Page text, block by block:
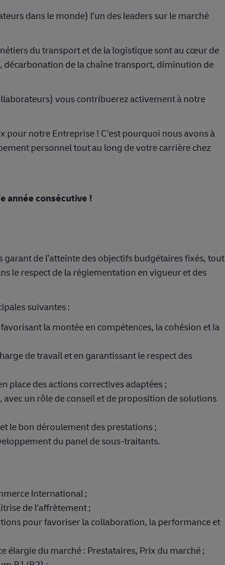
dans le monde) l'un des leaders sur le marché
du transport et de la logistique sont au cœur de
de la chaîne transport, diminution de
vous contribuerez activement à notre
pour notre Entreprise ! C’est pourquoi nous avons à
personnel tout au long de votre carrière chez
année consécutive !
de l’atteinte des objectifs budgétaires fixés, tout
le respect de la réglementation en vigueur et des
suivantes :
la montée en compétences, la cohésion et la
de travail et en garantissant le respect des
place des actions correctives adaptées ;
un rôle de conseil et de proposition de solutions
le bon déroulement des prestations ;
du panel de sous-traitants.
International ;
de l’affrètement ;
pour favoriser la collaboration, la performance et
élargie du marché : Prestataires, Prix du marché ;